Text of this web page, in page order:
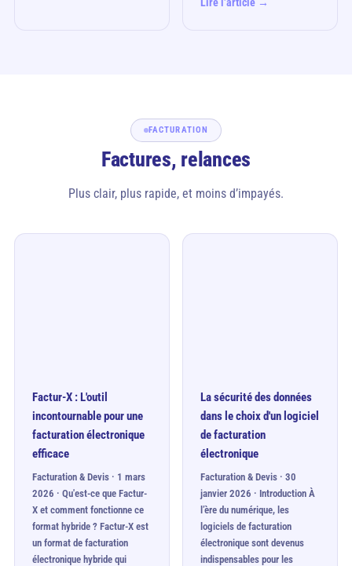
FACTURATION
Factures, relances
Plus clair, plus rapide, et moins d’impayés.
Factur-X : L'outil
incontournable pour une
facturation électronique
efficace
Facturation & Devis · 1 mars
2026 · Qu'est-ce que Factur-
X et comment fonctionne ce
format hybride ? Factur-X est
un format de facturation
électronique hybride qui
La sécurité des données
dans le choix d'un logiciel
de facturation
électronique
Facturation & Devis · 30
janvier 2026 · Introduction À
l’ère du numérique, les
logiciels de facturation
électronique sont devenus
indispensables pour les